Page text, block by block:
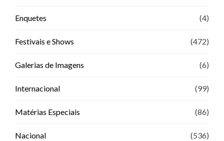
Enquetes (4)
Festivais e Shows (472)
Galerias de Imagens (6)
Internacional (99)
Matérias Especiais (86)
Nacional (536)